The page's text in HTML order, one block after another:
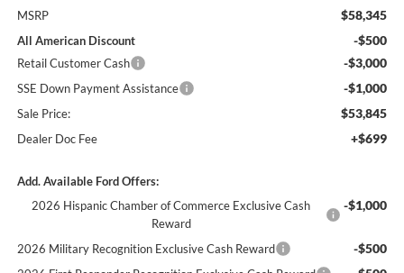
MSRP $58,345
All American Discount -$500
Retail Customer Cash -$3,000
SSE Down Payment Assistance -$1,000
Sale Price: $53,845
Dealer Doc Fee +$699
Add. Available Ford Offers:
2026 Hispanic Chamber of Commerce Exclusive Cash
Reward
-$1,000
2026 Military Recognition Exclusive Cash Reward -$500